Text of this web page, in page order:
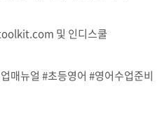
및 인디스쿨
매뉴얼 #초등영어 #영어수업준비